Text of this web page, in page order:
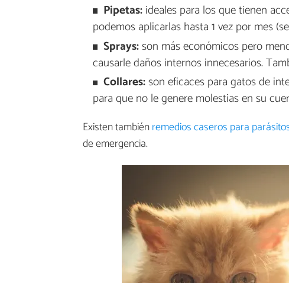
Pipetas:ideales para los que tienen
podemos aplicarlas hasta 1 vez por mes
Sprays:son más económicos pero
causarle daños internos innecesarios.
Collares:son eficaces para gatos de
para que no le genere molestias en su
Existen tambiénremedios caseros para
de emergencia.